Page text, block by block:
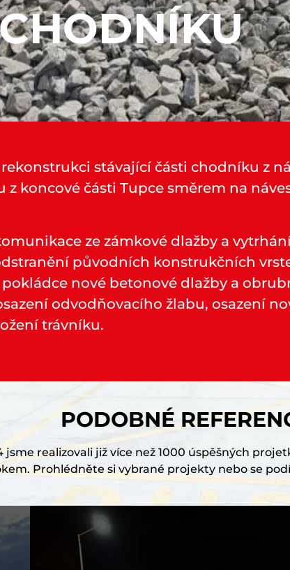
stávající části chodníku z
koncové části Tupce směrem na
ze zámkové dlažby a
původních konstrukčních
nové betonové dlažby a
odvodňovacího žlabu, osazení
trávníku.
PODOBNÉ
jsme realizovali již více než 1000 úspěšných
Prohlédněte si vybrané projekty nebo se